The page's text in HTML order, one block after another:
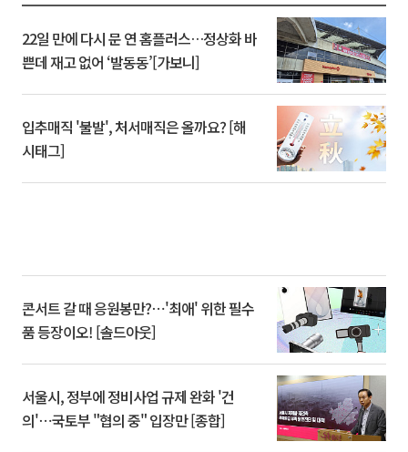
22일 만에 다시 문 연 홈플러스…정상화 바
쁜데 재고 없어 ‘발동동’[가보니]
입추매직 '불발', 처서매직은 올까요? [해
시태그]
콘서트 갈 때 응원봉만?⋯'최애' 위한 필수
품 등장이오! [솔드아웃]
서울시, 정부에 정비사업 규제 완화 '건
의'⋯국토부 "협의 중" 입장만 [종합]